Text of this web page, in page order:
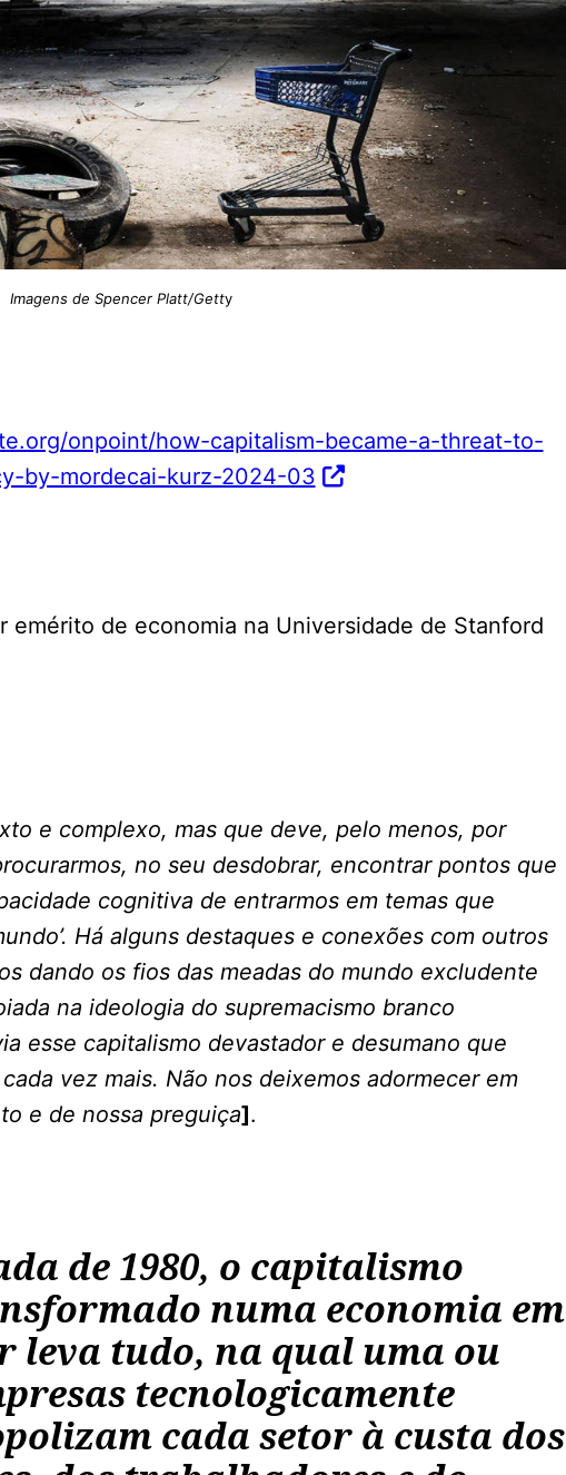
Imagens de Spencer Platt/Getty
onpoint/how-capitalism-became-a-threat-to-
by-mordecai-kurz-2024-03
emérito de economia na Universidade de Stanford
e complexo, mas que deve, pelo menos, por
no seu desdobrar, encontrar pontos que
cognitiva de entrarmos em temas que
Há alguns destaques e conexões com outros
dando os fios das meadas do mundo excludente
na ideologia do supremacismo branco
esse capitalismo devastador e desumano que
vez mais. Não nos deixemos adormecer em
e de nossa preguiça].
de 1980, o capitalismo
numa economia em
leva tudo, na qual uma ou
tecnologicamente
cada setor à custa dos